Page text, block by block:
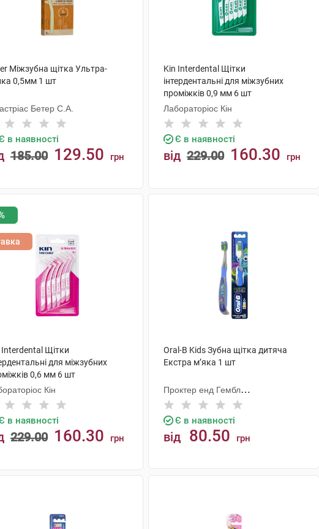
Міжзубна щітка Ультра-
0,5мм 1 шт
Бетер С.А.
в наявності
185.00 129.50 грн
Kin Interdental Щітки
інтердентальні для міжзубних
проміжків 0,9 мм 6 шт
Лабораторіос Кін
Є в наявності
від 229.00 160.30 грн
Interdental Щітки
для міжзубних
0,6 мм 6 шт
Кін
в наявності
229.00 160.30 грн
Oral-B Kids Зубна щітка дитяча
Екстра м’яка 1 шт
Проктер енд Гембл
Меньюфекчурінг
Є в наявності
від 80.50 грн